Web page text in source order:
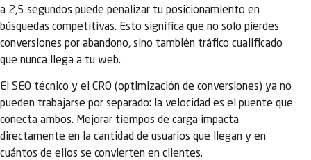
a 2,5 segundos puede penalizar tu posicionamiento en
búsquedas competitivas. Esto significa que no solo pierdes
conversiones por abandono, sino también tráfico cualificado
que nunca llega a tu web.
El SEO técnico y el CRO (optimización de conversiones) ya no
pueden trabajarse por separado: la velocidad es el puente que
conecta ambos. Mejorar tiempos de carga impacta
directamente en la cantidad de usuarios que llegan y en
cuántos de ellos se convierten en clientes.